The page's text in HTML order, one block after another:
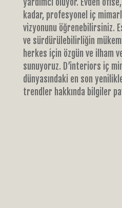
yardımcı oluyor. Evden
kadar, profesyonel iç
vizyonunu öğrenebilirsiniz.
ve sürdürülebilirliğin
herkes için özgün ve ilham
sunuyoruz. D’interiors iç
dünyasındaki en son
trendler hakkında bilgiler